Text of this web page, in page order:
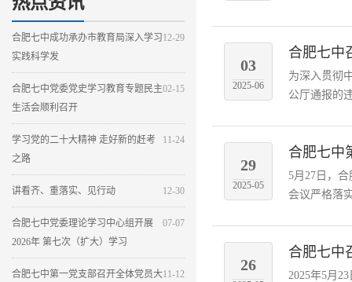
12-29
合肥七中成功承办市教育局深入学习
实践科学发
02-15
合肥七中党委党史学习教育专题民主
生活会顺利召开
11-24
学习党的二十大精神 走好新的赶考
之路
12-30
讲看齐、重落实、见行动
07-07
合肥七中党委理论学习中心组开展
2026年 第七次（扩大）学习
11-12
合肥七中第一党支部召开全体党员大
03
2025-06
合肥七中
为深入贯彻
公厅通报的
29
2025-05
合肥七中
5月27日，
会议严格落
26
合肥七中
2025年5月